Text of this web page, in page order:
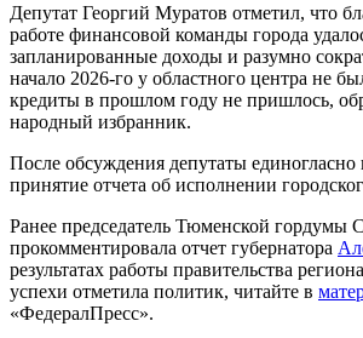
Депутат Георгий Муратов отметил, что
работе финансовой команды города
запланированные доходы и разумно
начало 2026-го у областного центра не
кредиты в прошлом году не пришлось,
народный избранник.
После обсуждения депутаты единогласно
принятие отчета об исполнении
Ранее председатель Тюменской гордумы
прокомментировала отчет губернатора
результатах работы правительства
успехи отметила политик, читайте в
«ФедералПресс».